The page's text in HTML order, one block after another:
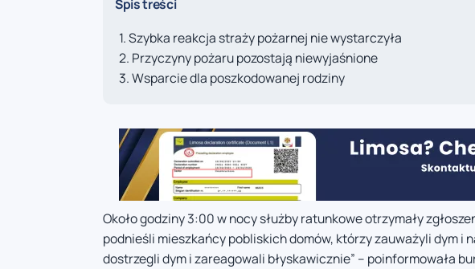
Spis treści
Szybka reakcja straży pożarnej nie wystarczyła
Przyczyny pożaru pozostają niewyjaśnione
Wsparcie dla poszkodowanej rodziny
Około godziny 3:00 w nocy służby ratunkowe otrzymały
podnieśli mieszkańcy pobliskich domów, którzy zauważyli dym i
dostrzegli dym i zareagowali błyskawicznie” – poinformowała